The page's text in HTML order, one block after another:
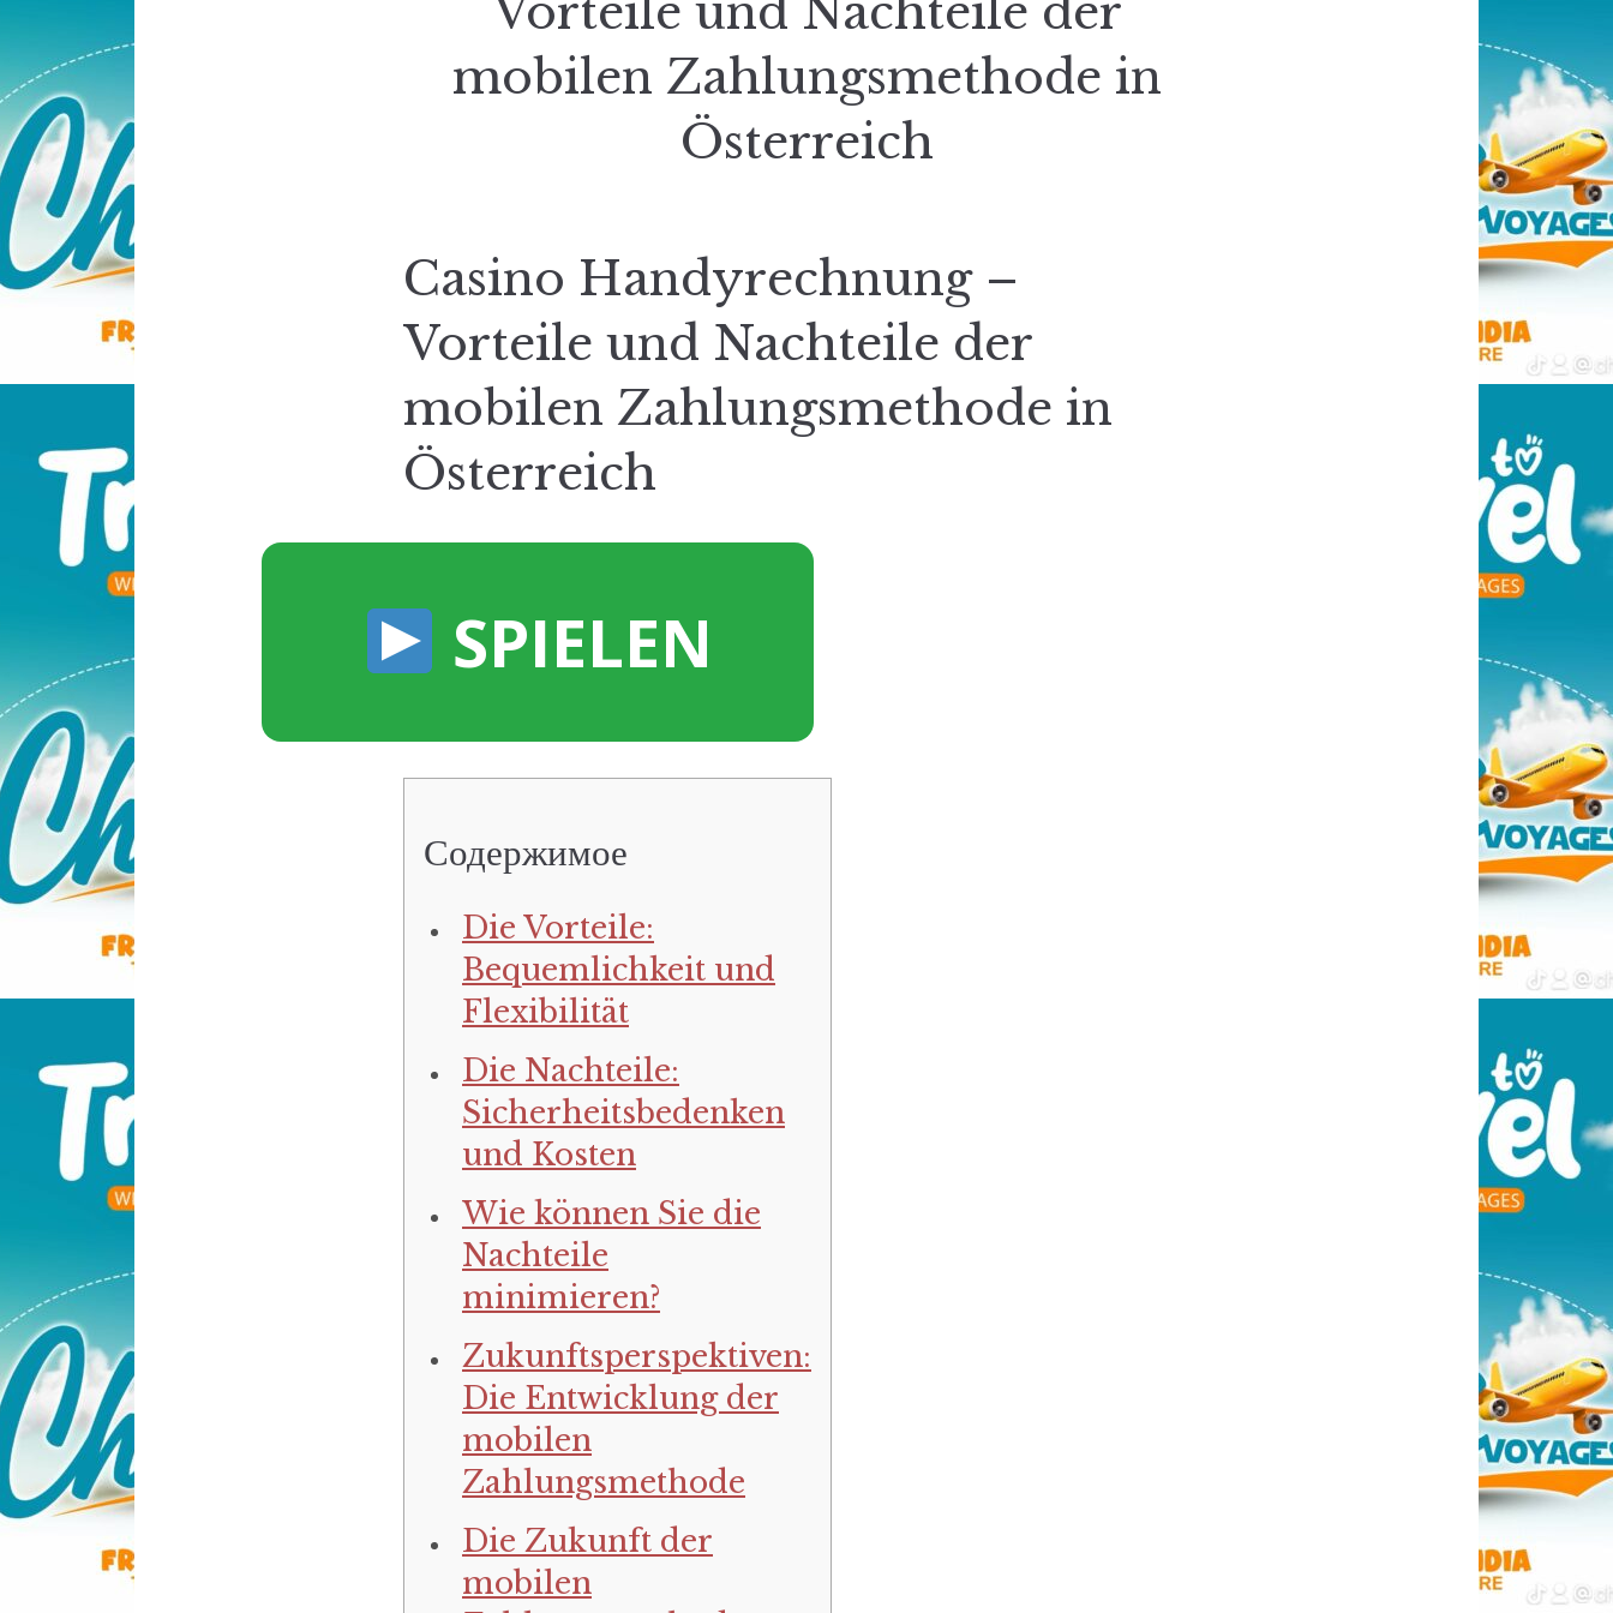
Vorteile und Nachteile der
mobilen Zahlungsmethode in
Österreich
Casino Handyrechnung –
Vorteile und Nachteile der
mobilen Zahlungsmethode in
Österreich
SPIELEN
Содержимое
Die Vorteile:
Bequemlichkeit und
Flexibilität
Die Nachteile:
Sicherheitsbedenken
und Kosten
Wie können Sie die
Nachteile
minimieren?
Zukunftsperspektiven:
Die Entwicklung der
mobilen
Zahlungsmethode
Die Zukunft der
mobilen